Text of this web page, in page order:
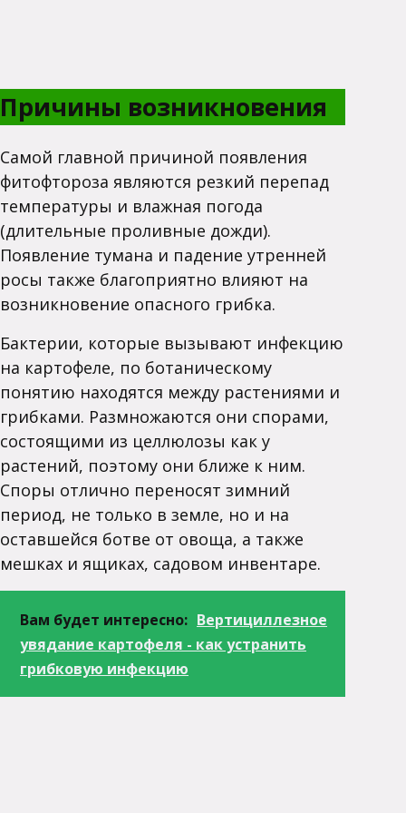
Причины возникновения
Самой главной причиной появления
фитофтороза являются резкий перепад
температуры и влажная погода
(длительные проливные дожди).
Появление тумана и падение утренней
росы также благоприятно влияют на
возникновение опасного грибка.
Бактерии, которые вызывают инфекцию
на картофеле, по ботаническому
понятию находятся между растениями и
грибками. Размножаются они спорами,
состоящими из целлюлозы как у
растений, поэтому они ближе к ним.
Споры отлично переносят зимний
период, не только в земле, но и на
оставшейся ботве от овоща, а также
мешках и ящиках, садовом инвентаре.
Вам будет интересно: Вертициллезное
увядание картофеля - как устранить
грибковую инфекцию